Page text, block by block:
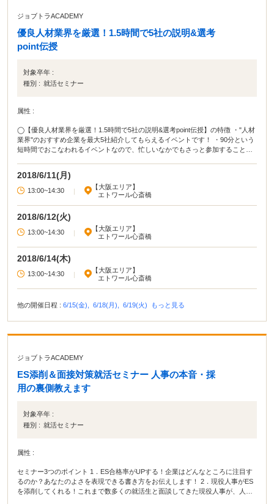
ジョブトラACADEMY
優良人材業界を厳選！1.5時間で5社の説明&選考
point伝授
対象卒年 :
種別 : 就活セミナー
属性 :
◯【優良人材業界を厳選！1.5時間で5社の説明&選考point伝授】の特徴 ・"人材
業界"のおすすめ企業を最大5社紹介してもらえるイベントです！ ・90分という
短時間でおこなわれるイベントなので、忙しいなかでもさっと参加することが
1100社以上ある企業や、創業以来黒字・無借金経営継続中の企業を紹介しても
らえるのが、このイベントの強みです！このイベントに参加すれば、あなたの
将来を決める企業に出会えるかもしれません。企業研究などの選考対策をおこ
有利に進む可能性大！
2018/6/11(月)
13:00~14:30 |
【大阪エリア】
エトワール心斎橋
2018/6/12(火)
13:00~14:30 |
【大阪エリア】
エトワール心斎橋
2018/6/14(木)
13:00~14:30 |
【大阪エリア】
エトワール心斎橋
他の開催日程 : 6/15(金), 6/18(月), 6/19(火) もっと見る
ジョブトラACADEMY
ES添削＆面接対策就活セミナー 人事の本音・採
用の裏側教えます
対象卒年 :
種別 : 就活セミナー
属性 :
セミナー3つのポイント 1．ES合格率がUPする！企業はどんなところに注目す
るのか？あなたのよさを表現できる書き方をお伝えします！ 2．現役人事がES
を添削してくれる！これまで数多くの就活生と面談してきた現役人事が、人事